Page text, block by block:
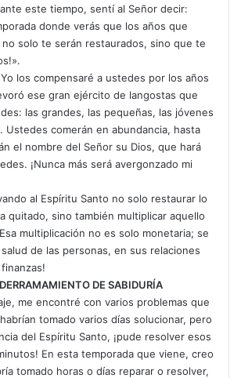
este tiempo, sentí al Señor decir:
donde verás que los años que
no solo te serán restaurados, sino que te
Yo los compensaré a ustedes por los años
ese gran ejército de langostas que
las grandes, las pequeñas, las jóvenes
Ustedes comerán en abundancia, hasta
el nombre del Señor su Dios, que hará
¡Nunca más será avergonzado mi
al Espíritu Santo no solo restaurar lo
quitado, sino también multiplicar aquello
multiplicación no es solo monetaria; se
de las personas, en sus relaciones
DE SABIDURÍA
me encontré con varios problemas que
tomado varios días solucionar, pero
del Espíritu Santo, ¡pude resolver esos
En esta temporada que viene, creo
tomado horas o días reparar o resolver,